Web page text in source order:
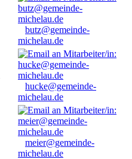
butz@gemeinde-
michelau.de
hucke@gemeinde-
michelau.de
meier@gemeinde-
michelau.de